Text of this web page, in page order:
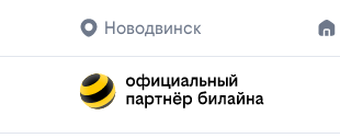
Новодвинск